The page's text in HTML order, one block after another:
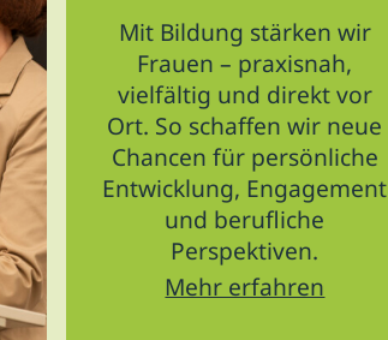
Mit Bildung stärken wir
Frauen – praxisnah,
vielfältig und direkt vor
Ort. So schaffen wir neue
Chancen für persönliche
Entwicklung, Engagement
und berufliche
Perspektiven.
Mehr erfahren